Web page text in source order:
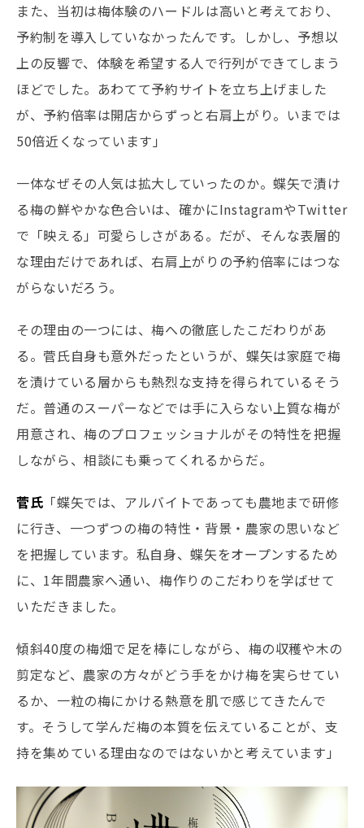
また、当初は梅体験のハードルは高いと考えており、
予約制を導入していなかったんです。しかし、予想以
上の反響で、体験を希望する人で行列ができてしまう
ほどでした。あわてて予約サイトを立ち上げました
が、予約倍率は開店からずっと右肩上がり。いまでは
50倍近くなっています」
一体なぜその人気は拡大していったのか。蝶矢で漬け
る梅の鮮やかな色合いは、確かにInstagramやTwitter
で「映える」可愛らしさがある。だが、そんな表層的
な理由だけであれば、右肩上がりの予約倍率にはつな
がらないだろう。
その理由の一つには、梅への徹底したこだわりがあ
る。菅氏自身も意外だったというが、蝶矢は家庭で梅
を漬けている層からも熱烈な支持を得られているそう
だ。普通のスーパーなどでは手に入らない上質な梅が
用意され、梅のプロフェッショナルがその特性を把握
しながら、相談にも乗ってくれるからだ。
菅氏 「蝶矢では、アルバイトであっても農地まで研修
に行き、一つずつの梅の特性・背景・農家の思いなど
を把握しています。私自身、蝶矢をオープンするため
に、1年間農家へ通い、梅作りのこだわりを学ばせて
いただきました。
傾斜40度の梅畑で足を棒にしながら、梅の収穫や木の
剪定など、農家の方々がどう手をかけ梅を実らせてい
るか、一粒の梅にかける熱意を肌で感じてきたんで
す。そうして学んだ梅の本質を伝えていることが、支
持を集めている理由なのではないかと考えています」